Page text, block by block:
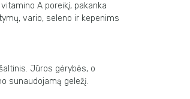
A poreikį, pakanka
vario, seleno ir kepenims
Jūros gėrybės, o
sunaudojamą geležį.